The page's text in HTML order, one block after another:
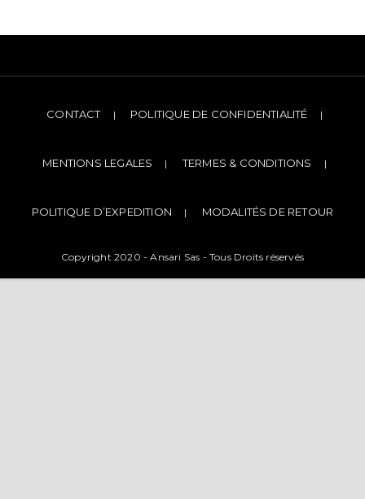
CONTACT POLITIQUE DE CONFIDENTIALITÉ
MENTIONS LEGALES TERMES & CONDITIONS
POLITIQUE D’EXPEDITION MODALITÉS DE RETOUR
Copyright 2020 - Ansari Sas - Tous Droits réservés